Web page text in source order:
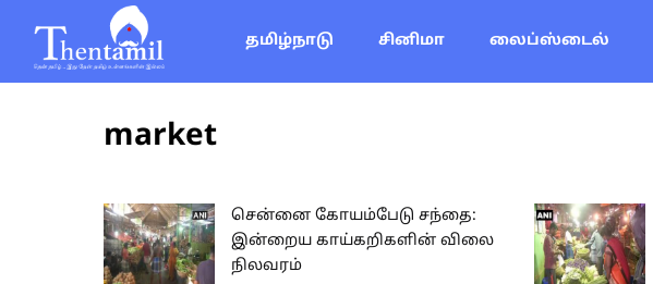
தமிழ்நாடு சினிமா லைப்ஸ்டைல்
market
சென்னை கோயம்பேடு சந்தை:
இன்றைய காய்கறிகளின் விலை
நிலவரம்